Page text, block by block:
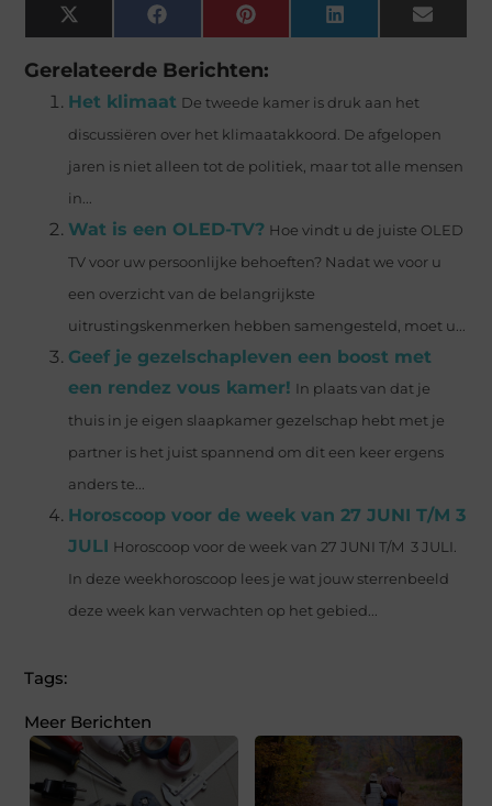
X
(Twitter)
Facebook Pinterest LinkedIn Email
Gerelateerde Berichten:
Het klimaat De tweede kamer is druk aan het
discussiëren over het klimaatakkoord. De afgelopen
jaren is niet alleen tot de politiek, maar tot alle mensen
in...
Wat is een OLED-TV? Hoe vindt u de juiste OLED
TV voor uw persoonlijke behoeften? Nadat we voor u
een overzicht van de belangrijkste
uitrustingskenmerken hebben samengesteld, moet u...
Geef je gezelschapleven een boost met
een rendez vous kamer! In plaats van dat je
thuis in je eigen slaapkamer gezelschap hebt met je
partner is het juist spannend om dit een keer ergens
anders te...
Horoscoop voor de week van 27 JUNI T/M 3
JULI Horoscoop voor de week van 27 JUNI T/M 3 JULI.
In deze weekhoroscoop lees je wat jouw sterrenbeeld
deze week kan verwachten op het gebied...
Tags:
Meer Berichten